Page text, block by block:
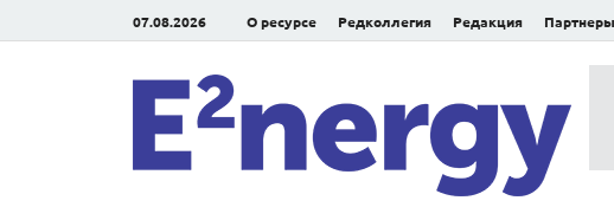
07.08.2026 О ресурсе Редколлегия Редакция Партнеры